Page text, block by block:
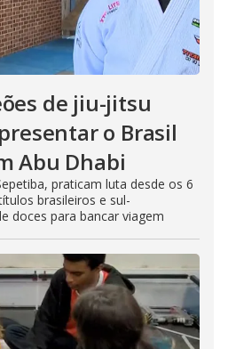
de jiu-jitsu
o Brasil
Abu Dhabi
praticam luta desde os 6
brasileiros e sul-
doces para bancar viagem